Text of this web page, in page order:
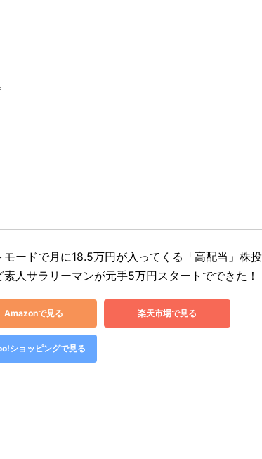
モードで月に18.5万円が入ってくる「高配当」株投
素人サラリーマンが元手5万円スタートでできた！
Amazonで見る 楽天市場で見る
ショッピングで見る